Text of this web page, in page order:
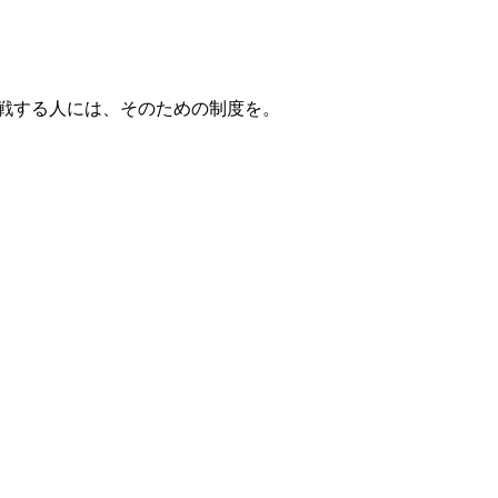
する人には、そのための制度を。